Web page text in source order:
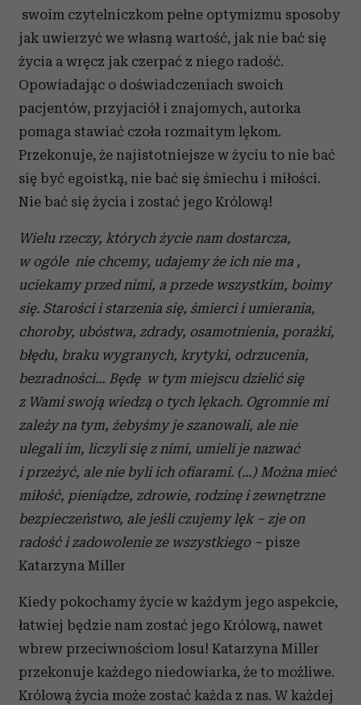
swoim czytelniczkom pełne optymizmu sposoby
jak uwierzyć we własną wartość, jak nie bać się
życia a wręcz jak czerpać z niego radość.
Opowiadając o doświadczeniach swoich
pacjentów, przyjaciół i znajomych, autorka
pomaga stawiać czoła rozmaitym lękom.
Przekonuje, że najistotniejsze w życiu to nie bać
się być egoistką, nie bać się śmiechu i miłości.
Nie bać się życia i zostać jego Królową!
Wielu rzeczy, których życie nam dostarcza,
w ogóle nie chcemy, udajemy że ich nie ma ,
uciekamy przed nimi, a przede wszystkim, boimy
się. Starości i starzenia się, śmierci i umierania,
choroby, ubóstwa, zdrady, osamotnienia, porażki,
błędu, braku wygranych, krytyki, odrzucenia,
bezradności… Będę w tym miejscu dzielić się
z Wami swoją wiedzą o tych lękach. Ogromnie mi
zależy na tym, żebyśmy je szanowali, ale nie
ulegali im, liczyli się z nimi, umieli je nazwać
i przeżyć, ale nie byli ich ofiarami. (…) Można mieć
miłość, pieniądze, zdrowie, rodzinę i zewnętrzne
bezpieczeństwo, ale jeśli czujemy lęk – zje on
radość i zadowolenie ze wszystkiego – pisze
Katarzyna Miller
Kiedy pokochamy życie w każdym jego aspekcie,
łatwiej będzie nam zostać jego Królową, nawet
wbrew przeciwnościom losu! Katarzyna Miller
przekonuje każdego niedowiarka, że to możliwe.
Królową życia może zostać każda z nas. W każdej